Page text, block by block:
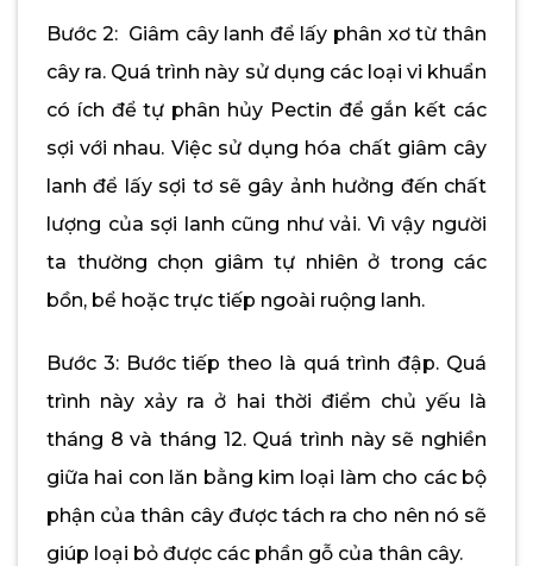
Bước 2: Giâm cây lanh để lấy phân xơ từ thân
cây ra. Quá trình này sử dụng các loại vi khuẩn
có ích để tự phân hủy Pectin để gắn kết các
sợi với nhau. Việc sử dụng hóa chất giâm cây
lanh để lấy sợi tơ sẽ gây ảnh hưởng đến chất
lượng của sợi lanh cũng như vải. Vì vậy người
ta thường chọn giâm tự nhiên ở trong các
bồn, bể hoặc trực tiếp ngoài ruộng lanh.
Bước 3: Bước tiếp theo là quá trình đập. Quá
trình này xảy ra ở hai thời điểm chủ yếu là
tháng 8 và tháng 12. Quá trình này sẽ nghiền
giữa hai con lăn bằng kim loại làm cho các bộ
phận của thân cây được tách ra cho nên nó sẽ
giúp loại bỏ được các phần gỗ của thân cây.